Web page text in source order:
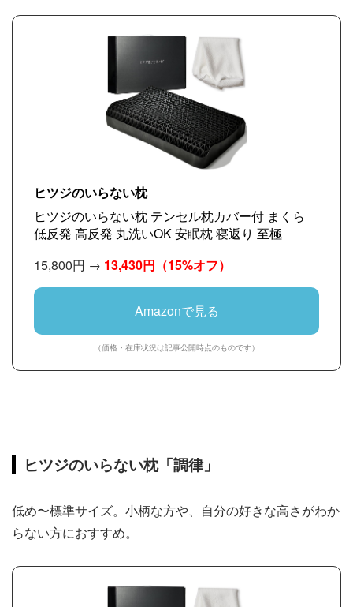
ヒツジのいらない枕
ヒツジのいらない枕 テンセル枕カバー付 まくら
低反発 高反発 丸洗いOK 安眠枕 寝返り 至極
15,800円 → 13,430円 （15%オフ）
Amazonで見る
（価格・在庫状況は記事公開時点のものです）
ヒツジのいらない枕「調律」
低め〜標準サイズ。小柄な方や、自分の好きな高さがわか
らない方におすすめ。